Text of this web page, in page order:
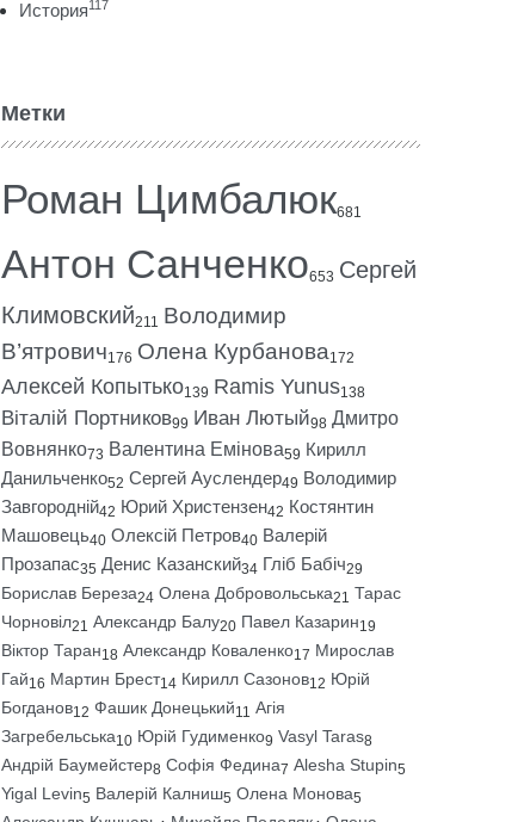
История117
Метки
Роман Цимбалюк681
Антон Санченко653 Сергей
Климовский211 Володимир
В’ятрович176 Олена Курбанова172
Алексей Копытько139 Ramis Yunus138
Віталій Портников99 Иван Лютый98 Дмитро
Вовнянко73 Валентина Емінова59 Кирилл
Данильченко52 Сергей Ауслендер49 Володимир
Завгородній42 Юрий Христензен42 Костянтин
Машовець40 Олексій Петров40 Валерій
Прозапас35 Денис Казанский34 Гліб Бабіч29
Борислав Береза24 Олена Добровольська21 Тарас
Чорновіл21 Александр Балу20 Павел Казарин19
Віктор Таран18 Александр Коваленко17 Мирослав
Гай16 Мартин Брест14 Кирилл Сазонов12 Юрій
Богданов12 Фашик Донецький11 Агія
Загребельська10 Юрій Гудименко9 Vasyl Taras8
Андрій Баумейстер8 Софія Федина7 Alesha Stupin5
Yigal Levin5 Валерій Калниш5 Олена Монова5